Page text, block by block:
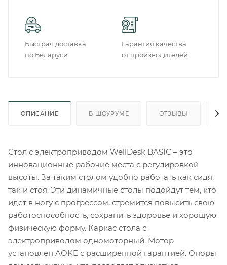
Быстрая доставка
по Беларуси
Гарантия качества
от производителей
ОПИСАНИЕ В ШОУРУМЕ ОТЗЫВЫ
Стол с электроприводом WellDesk BASIC – это
инновационные рабочие места с регулировкой
высоты. За таким столом удобно работать как сидя,
так и стоя. Эти динамичные столы подойдут тем, кто
идёт в ногу с прогрессом, стремится повысить свою
работоспособность, сохранить здоровье и хорошую
физическую форму. Каркас стола с
электроприводом одномоторный. Мотор
установлен AOKE с расширенной гарантией. Опоры